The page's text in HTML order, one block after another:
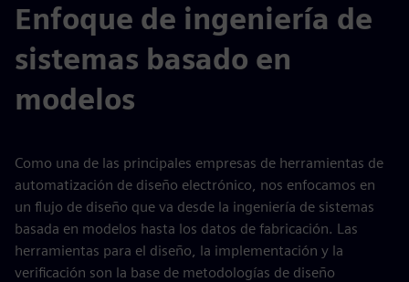
Enfoque de ingeniería de
sistemas basado en
modelos
Como una de las principales empresas de herramientas de
automatización de diseño electrónico, nos enfocamos en
un flujo de diseño que va desde la ingeniería de sistemas
basada en modelos hasta los datos de fabricación. Las
herramientas para el diseño, la implementación y la
verificación son la base de metodologías de diseño